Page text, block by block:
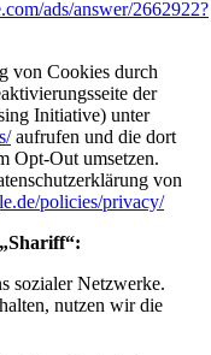
ads/answer/2662922?
von Cookies durch
der
Initiative) unter
aufrufen und die dort
Opt-Out umsetzen.
von
policies/privacy/
sozialer Netzwerke.
nutzen wir die